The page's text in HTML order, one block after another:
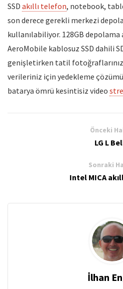
SSD akıllı telefon, notebook,
son derece gerekli merkezi
kullanılabiliyor. 128GB depolama
AeroMobile kablosuz SSD dahili
genişletirken tatil
verileriniz için yedekleme
batarya ömrü kesintisiz video
Önceki
LG L
Sonraki
Intel MICA
İlhan